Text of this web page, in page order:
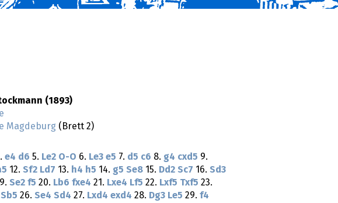
(1893)
Magdeburg (Brett 2)
e4 d6 5. Le2 O-O 6. Le3 e5 7. d5 c6 8. g4 cxd5 9.
12. Sf2 Ld7 13. h4 h5 14. g5 Se8 15. Dd2 Sc7 16. Sd3
Se2 f5 20. Lb6 fxe4 21. Lxe4 Lf5 22. Lxf5 Txf5 23.
Sb5 26. Se4 Sd4 27. Lxd4 exd4 28. Dg3 Le5 29. f4